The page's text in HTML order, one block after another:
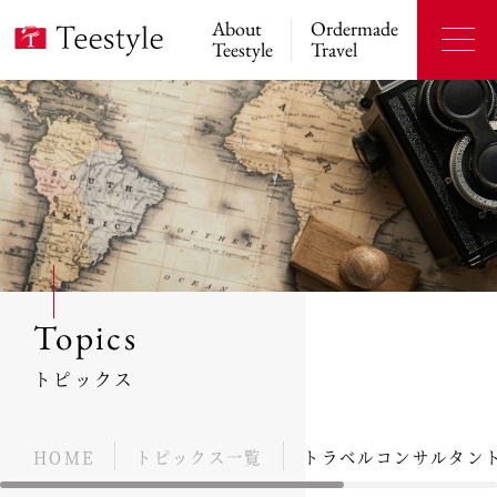
About
Teestyle
Ordermade
Travel
Topics
トピックス
HOME トピックス一覧 トラベルコンサルタン